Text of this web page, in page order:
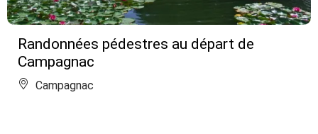
Randonnées pédestres au départ de
Campagnac
Campagnac